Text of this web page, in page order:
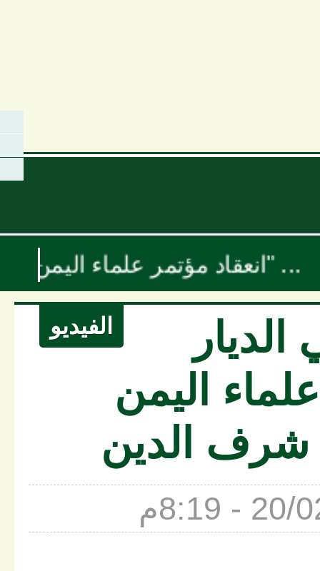
انعقاد مؤتمر علماء اليمن السنوي بعنوان "موقف علماء الأمة تجاه حرب الإبادة والتجويع في غزة ومخطط إسرائيل الكبرى"
الفيديو
اليمن
شرف الدين